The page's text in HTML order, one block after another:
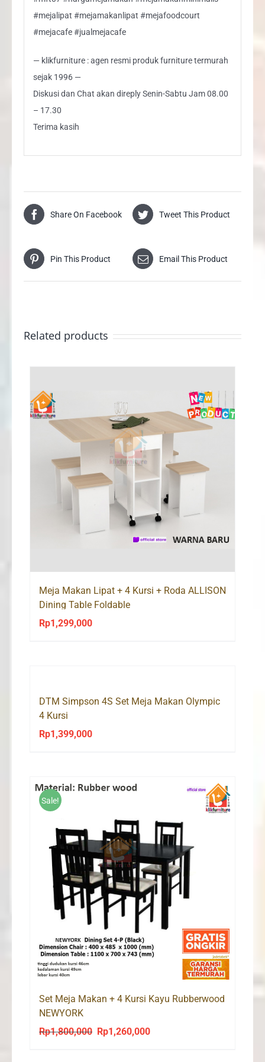
#mejalipat #mejamakanlipat #mejafoodcourt
#mejacafe #jualmejacafe
— klikfurniture : agen resmi produk furniture termurah
sejak 1996 —
Diskusi dan Chat akan direply Senin-Sabtu Jam 08.00
– 17.30
Terima kasih
Share On Facebook Tweet This Product
Pin This Product Email This Product
Related products
Meja Makan Lipat + 4 Kursi + Roda ALLISON
Dining Table Foldable
Rp1,299,000
DTM Simpson 4S Set Meja Makan Olympic
4 Kursi
Rp1,399,000
Sale!
Set Meja Makan + 4 Kursi Kayu Rubberwood
NEWYORK
Rp1,800,000
Original
Rp1,260,000Current